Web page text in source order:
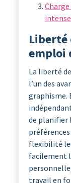
Liberté
emploi
La liberté
l’un des
graphisme.
de planifier
flexibilité
facilement
travail en